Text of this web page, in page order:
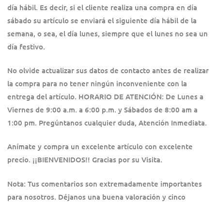
día hábil. Es decir, si el cliente realiza una compra en día
sábado su artículo se enviará el siguiente día hábil de la
semana, o sea, el día lunes, siempre que el lunes no sea un
día festivo.
No olvide actualizar sus datos de contacto antes de realizar
la compra para no tener ningún inconveniente con la
entrega del artículo. HORARIO DE ATENCIÓN: De Lunes a
Viernes de 9:00 a.m. a 6:00 p.m. y Sábados de 8:00 am a
1:00 pm. Pregúntanos cualquier duda, Atención Inmediata.
Anímate y compra un excelente artículo con excelente
precio. ¡¡BIENVENIDOS!! Gracias por su Visita.
Nota: Tus comentarios son extremadamente importantes
para nosotros. Déjanos una buena valoración y cinco